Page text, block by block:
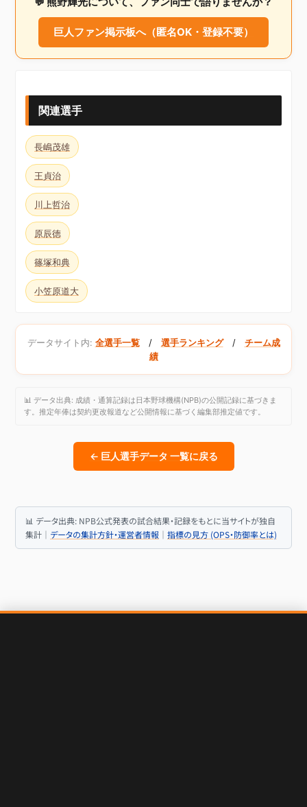
巨人ファン掲示板へ（匿名OK・登録不要）
関連選手
長嶋茂雄
王貞治
川上哲治
原辰徳
篠塚和典
小笠原道大
データサイト内: 全選手一覧/ 選手ランキング/ チーム成
績
📊 データ出典: 成績・通算記録は日本野球機構(NPB)の公開記録に基づきま
す。推定年俸は契約更改報道など公開情報に基づく編集部推定値です。
← 巨人選手データ 一覧に戻る
📊 データ出典: NPB公式発表の試合結果・記録をもとに当サイトが独自
集計｜ データの集計方針・運営者情報 ｜ 指標の見方 (OPS・防御率とは)